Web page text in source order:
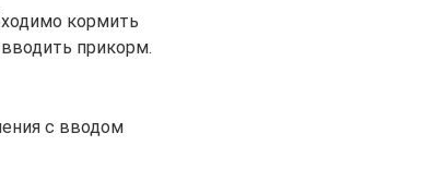
кормить
прикорм.
с вводом